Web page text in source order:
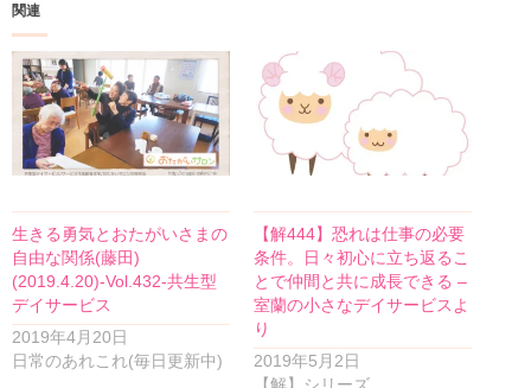
関連
生きる勇気とおたがいさまの
自由な関係(藤田)
(2019.4.20)-Vol.432-共生型
デイサービス
2019年4月20日
日常のあれこれ(毎日更新中)
【解444】恐れは仕事の必要
条件。日々初心に立ち返るこ
とで仲間と共に成長できる –
室蘭の小さなデイサービスよ
り
2019年5月2日
【解】シリーズ